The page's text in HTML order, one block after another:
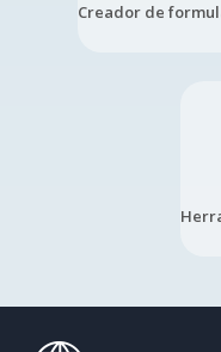
Creador de